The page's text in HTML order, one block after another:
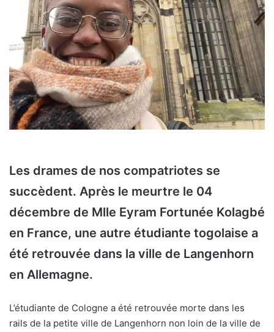
Les drames de nos compatriotes se
succèdent. Après le meurtre le 04
décembre de Mlle Eyram Fortunée Kolagbé
en France, une autre étudiante togolaise a
été retrouvée dans la ville de Langenhorn
en Allemagne.
L’étudiante de Cologne a été retrouvée morte dans les
rails de la petite ville de Langenhorn non loin de la ville de